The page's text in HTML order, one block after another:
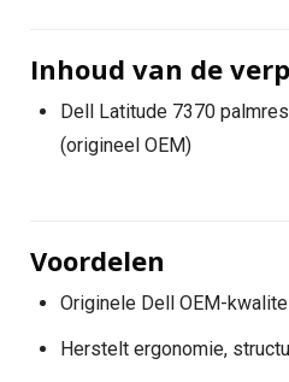
Inhoud van de
Dell Latitude 7370
(origineel OEM)
Voordelen
Originele Dell OEM-
Herstelt ergonomie,